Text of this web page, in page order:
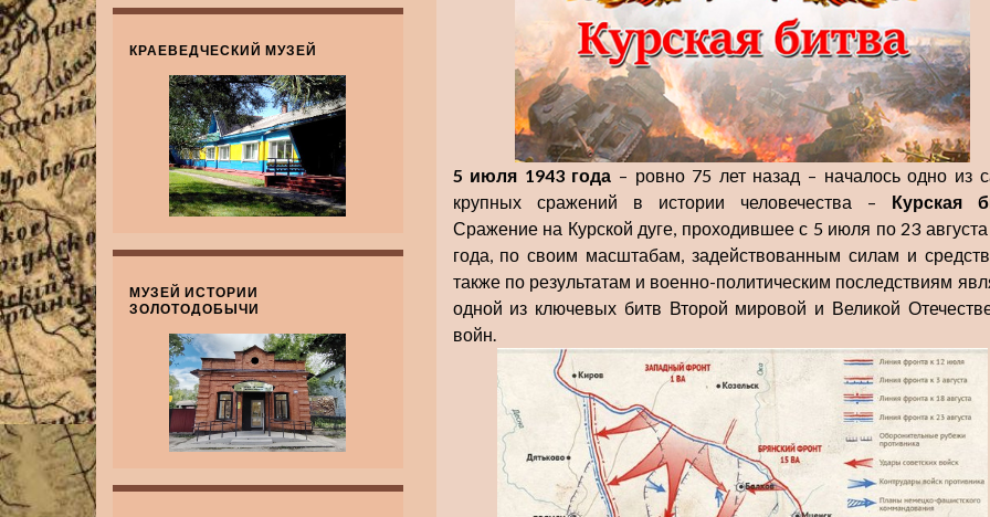
5 июля 1943 года – ровно 75 лет назад – началось одно из
крупных сражений в истории человечества – Курская
Сражение на Курской дуге, проходившее с 5 июля по 23
года, по своим масштабам, задействованным силам и
также по результатам и военно-политическим последствиям
одной из ключевых битв Второй мировой и Великой
войн.
КРАЕВЕДЧЕСКИЙ МУЗЕЙ
МУЗЕЙ ИСТОРИИ
ЗОЛОТОДОБЫЧИ